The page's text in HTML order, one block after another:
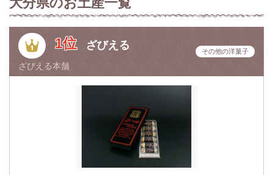
1位 ざびえる
ざびえる本舗
その他の洋菓子